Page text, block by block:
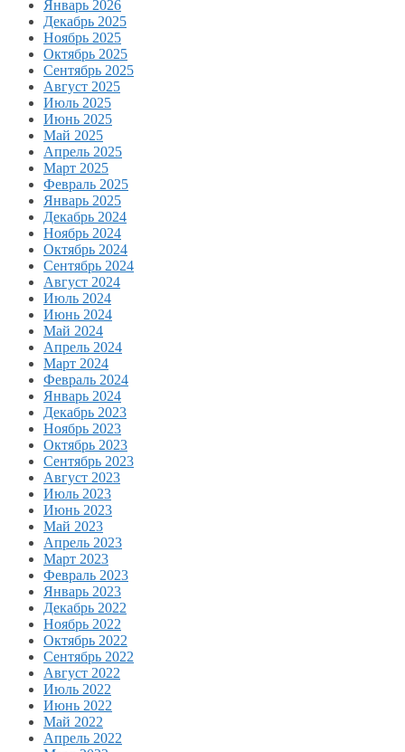
Январь 2026
Декабрь 2025
Ноябрь 2025
Октябрь 2025
Сентябрь 2025
Август 2025
Июль 2025
Июнь 2025
Май 2025
Апрель 2025
Март 2025
Февраль 2025
Январь 2025
Декабрь 2024
Ноябрь 2024
Октябрь 2024
Сентябрь 2024
Август 2024
Июль 2024
Июнь 2024
Май 2024
Апрель 2024
Март 2024
Февраль 2024
Январь 2024
Декабрь 2023
Ноябрь 2023
Октябрь 2023
Сентябрь 2023
Август 2023
Июль 2023
Июнь 2023
Май 2023
Апрель 2023
Март 2023
Февраль 2023
Январь 2023
Декабрь 2022
Ноябрь 2022
Октябрь 2022
Сентябрь 2022
Август 2022
Июль 2022
Июнь 2022
Май 2022
Апрель 2022